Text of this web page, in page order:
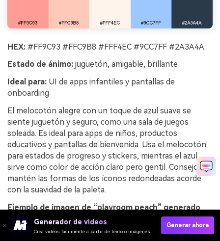
HEX: #FF9C93 #FFC9B8 #FFF4EC #9CC7FF #2A3A4A
Estado de ánimo: juguetón, amigable, brillante
Ideal para: UI de apps infantiles y pantallas de
onboarding
El melocotón alegre con un toque de azul suave se
siente juguetón y seguro, como una sala de juegos
soleada. Es ideal para apps de niños, productos
educativos y pantallas de bienvenida. Usa el melocotón
para estados de progreso y stickers, mientras el azul
sirve como color de acción claro pero gentil. Consejo:
mantén las formas de los íconos redondeadas acorde
con la suavidad de la paleta.
Ejemplo de imagen de “playroom peach” generado
usando media.io
Generador de videos
Crea videos fácilmente a partir de texto o imágenes
Generar ahora